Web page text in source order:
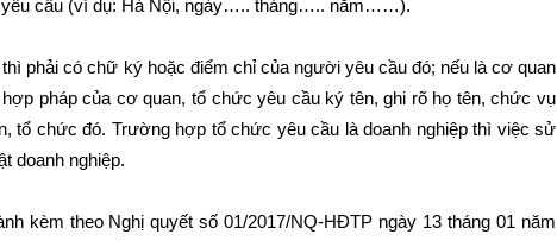
yêu cầu (ví dụ: Hà Nội, ngày….. tháng….. năm……).
phải có chữ ký hoặc điểm chỉ của người yêu cầu đó; nếu là cơ quan
pháp của cơ quan, tổ chức yêu cầu ký tên, ghi rõ họ tên, chức vụ
tổ chức đó. Trường hợp tổ chức yêu cầu là doanh nghiệp thì việc sử
doanh nghiệp.
kèm theo Nghị quyết số 01/2017/NQ-HĐTP ngày 13 tháng 01 năm